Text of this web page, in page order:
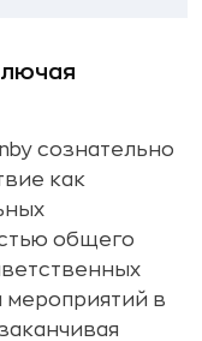
сознательно
как
общего
мероприятий в